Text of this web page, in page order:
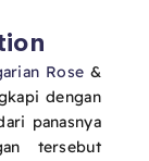
Rose &
dengan
panasnya
tersebut